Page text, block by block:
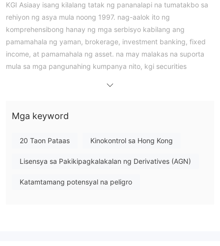
KGI Asiaay isang kilalang tatak ng pananalapi na tumatakbo sa
rehiyon ng asya mula noong 1997. nag-aalok ito ng
komprehensibong hanay ng mga serbisyo kabilang ang
pamamahala ng yaman, brokerage, investment banking, fixed
income, at pamamahala ng asset. na may malakas na suporta
mula sa mga pangunahing kumpanya nito, kgi securities
naglilingkod sa mga corporate, institutional, at indibidwal na
KGI Asiaay kinokontrol ng securities and futures commission
pagsunod sa regulasyon. ang kumpanya ay nagbibigay ng
Mga keyword
20 Taon Pataas Kinokontrol sa Hong Kong
Lisensya sa Pakikipagkalakalan ng Derivatives (AGN)
Katamtamang potensyal na peligro